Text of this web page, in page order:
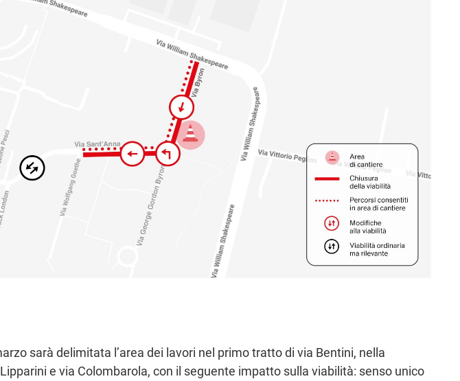
sarà delimitata l’area dei lavori nel primo tratto di via Bentini, nella
e via Colombarola, con il seguente impatto sulla viabilità: senso unico